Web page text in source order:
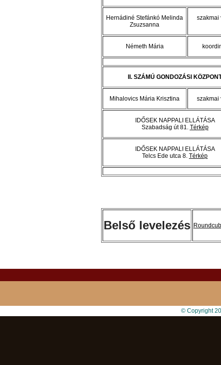
Hernádiné Stefánkó Melinda
Zsuzsanna
szakmai
Németh Mária
II. SZÁMÚ GONDOZÁSI
Mihalovics Mária Krisztina szakmai
IDŐSEK NAPPALI ELLÁTÁSA
Szabadság út 81. Térkép
IDŐSEK NAPPALI ELLÁTÁSA
Telcs Ede utca 8. Térkép
Belső levelezés
© Copyright